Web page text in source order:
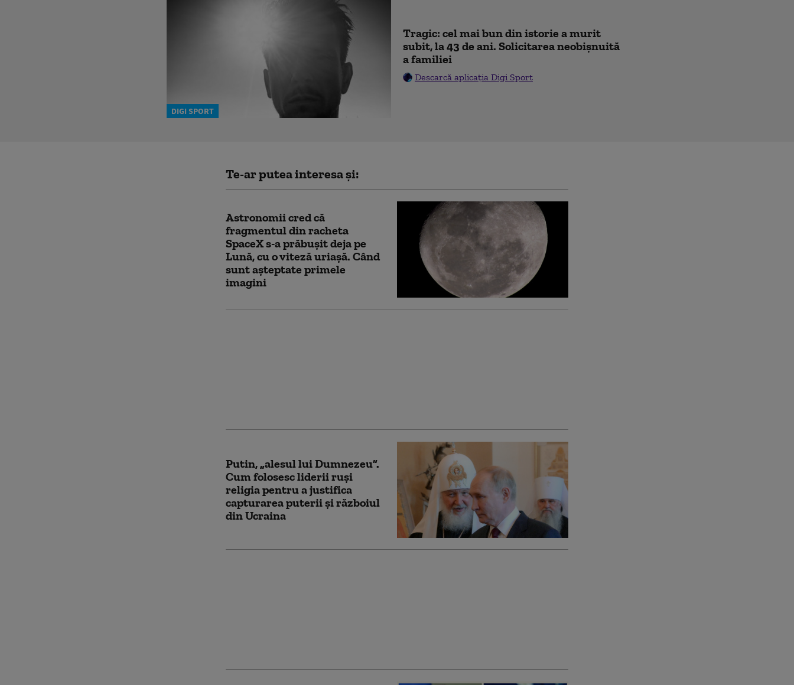
DIGI SPORT
Tragic: cel mai bun din istorie a murit
subit, la 43 de ani. Solicitarea neobișnuită
a familiei
Descarcă aplicația Digi Sport
Te-ar putea interesa și:
Astronomii cred că
fragmentul din racheta
SpaceX s-a prăbușit deja pe
Lună, cu o viteză uriașă. Când
sunt așteptate primele
imagini
Putin, „alesul lui Dumnezeu”.
Cum folosesc liderii ruși
religia pentru a justifica
capturarea puterii și războiul
din Ucraina